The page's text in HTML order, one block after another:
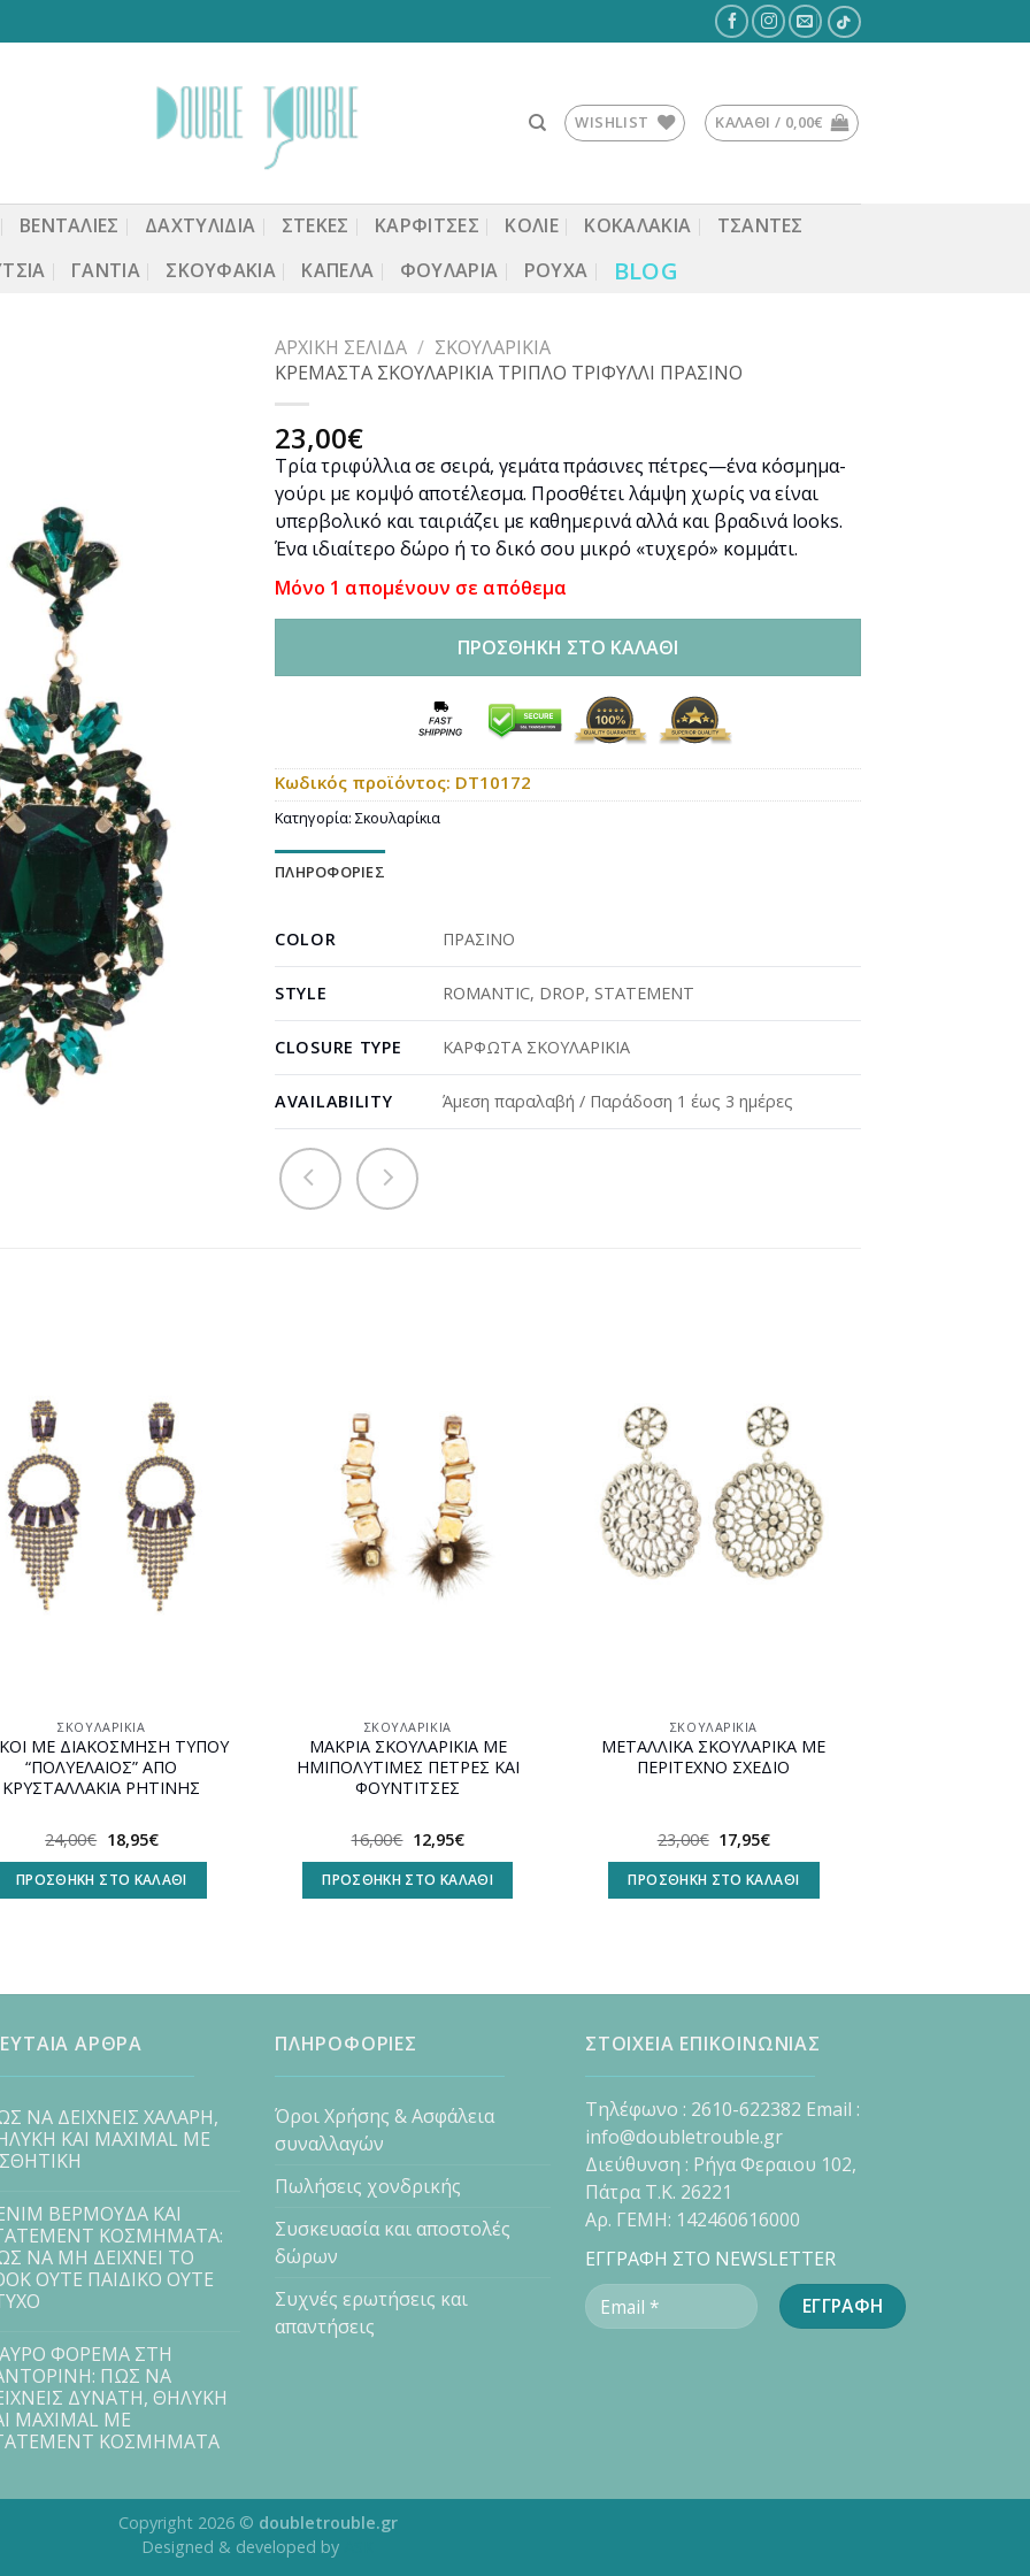
WISHLIST ΚΑΛΆΘΙ / 0,00€
ΒΕΝΤΆΛΙΕΣ ΔΑΧΤΥΛΙΔΙΑ ΣΤΈΚΕΣ ΚΑΡΦΙΤΣΕΣ ΚΟΛΙΕ ΚΟΚΑΛΆΚΙΑ
ΤΣΆΝΤΕΣ
ΓΆΝΤΙΑ ΣΚΟΥΦΆΚΙΑ ΚΑΠΈΛΑ ΦΟΥΛΆΡΙΑ ΡΟΎΧΑ BLOG
ΑΡΧΙΚΉ ΣΕΛΊΔΑ / ΣΚΟΥΛΑΡΊΚΙΑ
ΚΡΕΜΑΣΤΑ ΣΚΟΥΛΑΡΙΚΙΑ ΤΡΙΠΛΟ ΤΡΙΦΥΛΛΙ ΠΡΑΣΙΝΟ
23,00€
Τρία τριφύλλια σε σειρά, γεμάτα πράσινες πέτρες—ένα κόσμημα-
γούρι με κομψό αποτέλεσμα. Προσθέτει λάμψη χωρίς να είναι
υπερβολικό και ταιριάζει με καθημερινά αλλά και βραδινά looks.
Ένα ιδιαίτερο δώρο ή το δικό σου μικρό «τυχερό» κομμάτι.
Μόνο 1 απομένουν σε απόθεμα
ΠΡΟΣΘΉΚΗ ΣΤΟ ΚΑΛΆΘΙ
Κωδικός προϊόντος: DT10172
Κατηγορία: Σκουλαρίκια
ΠΛΗΡΟΦΟΡΊΕΣ
COLOR ΠΡΑΣΙΝΟ
STYLE ROMANTIC, DROP, STATEMENT
CLOSURE TYPE ΚΑΡΦΩΤΑ ΣΚΟΥΛΑΡΙΚΙΑ
AVAILABILITY Άμεση παραλαβή / Παράδοση 1 έως 3 ημέρες
Προσθήκη
wishlist
ΣΚΟΥΛΑΡΊΚΙΑ
ΜΕ ΔΙΑΚΟΣΜΗΣΗ ΤΥΠΟΥ
“ΠΟΛΥΕΛΑΙΟΣ” ΑΠΟ
ΚΡΥΣΤΑΛΛΑΚΙΑ ΡΗΤΙΝΗΣ
24,00€ Original
price
was:
24,00€.
18,95€Η
τιμή
είναι:
18,95€.
ΠΡΟΣΘΉΚΗ ΣΤΟ ΚΑΛΆΘΙ
ΣΚΟΥΛΑΡΊΚΙΑ
ΜΑΚΡΙΑ ΣΚΟΥΛΑΡΙΚΙΑ ΜΕ
ΗΜΙΠΟΛΥΤΙΜΕΣ ΠΕΤΡΕΣ ΚΑΙ
ΦΟΥΝΤΙΤΣΕΣ
16,00€ Original
price
was:
16,00€.
12,95€Η
τιμή
είναι:
12,95€.
ΠΡΟΣΘΉΚΗ ΣΤΟ ΚΑΛΆΘΙ
Προσθήκη
wishlist
ΣΚΟΥΛΑΡΊΚΙΑ
ΜΕΤΑΛΛΙΚΑ ΣΚΟΥΛΑΡΙΚΑ ΜΕ
ΠΕΡΙΤΕΧΝΟ ΣΧΕΔΙΟ
23,00€ Original
price
was:
23,00€.
17,95€Η
τιμή
είναι:
17,95€.
ΠΡΟΣΘΉΚΗ ΣΤΟ ΚΑΛΆΘΙ
ΑΡΘΡΑ
ΝΑ ΔΕΙΧΝΕΙΣ ΧΑΛΑΡΗ,
ΚΑΙ MAXIMAL ΜΕ
ΒΕΡΜΟΥΔΑ ΚΑΙ
ΚΟΣΜΗΜΑΤΑ:
ΝΑ ΜΗ ΔΕΙΧΝΕΙ ΤΟ
ΟΥΤΕ ΠΑΙΔΙΚΟ ΟΥΤΕ
ΦΟΡΕΜΑ ΣΤΗ
ΠΩΣ ΝΑ
ΔΥΝΑΤΗ, ΘΗΛΥΚΗ
MAXIMAL ΜΕ
ΚΟΣΜΗΜΑΤΑ
ΠΛΗΡΟΦΟΡΙΕΣ
Όροι Χρήσης & Ασφάλεια
συναλλαγών
Πωλήσεις χονδρικής
Συσκευασία και αποστολές
δώρων
Συχνές ερωτήσεις και
απαντήσεις
ΣΤΟΙΧΕΙΑ ΕΠΙΚΟΙΝΩΝΙΑΣ
Τηλέφωνο : 2610-622382 Email :
info@doubletrouble.gr
Διεύθυνση : Ρήγα Φεραιου 102,
Πάτρα Τ.Κ. 26221
Αρ. ΓΕΜΗ: 142460616000
ΕΓΓΡΑΦΗ ΣΤΟ NEWSLETTER
Copyright 2026 © doubletrouble.gr
Designed & developed by